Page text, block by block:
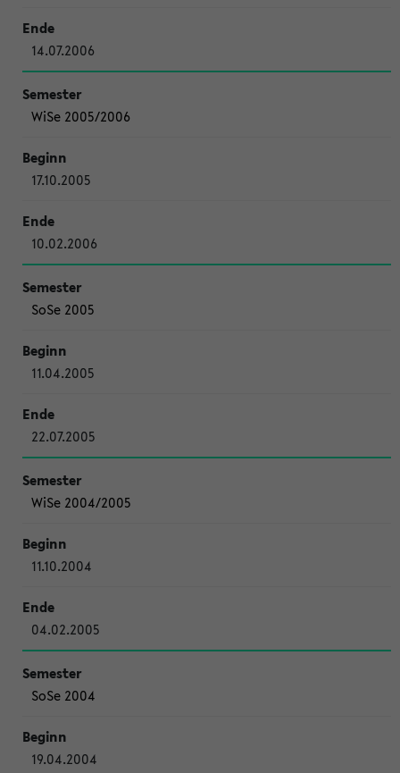
14.07.2006
WiSe 2005/2006
17.10.2005
10.02.2006
SoSe 2005
11.04.2005
22.07.2005
WiSe 2004/2005
11.10.2004
04.02.2005
SoSe 2004
19.04.2004